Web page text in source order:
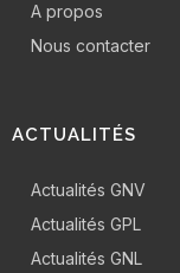
A propos
Nous contacter
ACTUALITÉS
Actualités GNV
Actualités GPL
Actualités GNL